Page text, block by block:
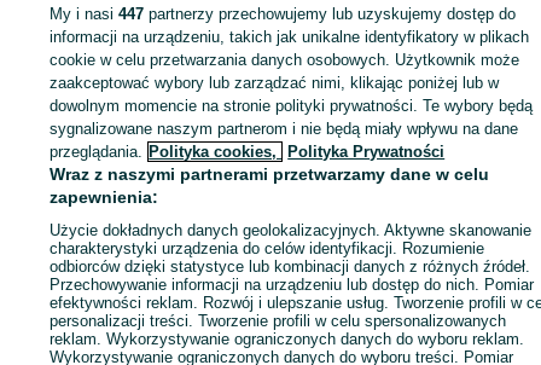
KATEGORIA
ID:559347469 Wyświetlenia:
Zadzwoń / SMS Wyślij wiadomość
My i nasi447 partnerzy przechowujemy lub uzyskujemy dostęp do
informacji na urządzeniu, takich jak unikalne identyfikatory w plikach
cookie w celu przetwarzania danych osobowych. Użytkownik może
zaakceptować wybory lub zarządzać nimi, klikając poniżej lub w
dowolnym momencie na stronie polityki prywatności. Te wybory będą
sygnalizowane naszym partnerom i nie będą miały wpływu na dane
przeglądania. Polityka cookies, Polityka Prywatności
Wraz z naszymi partnerami przetwarzamy dane w celu
zapewnienia:
Użycie dokładnych danych geolokalizacyjnych. Aktywne skanowanie
charakterystyki urządzenia do celów identyfikacji. Rozumienie
odbiorców dzięki statystyce lub kombinacji danych z różnych źródeł.
Przechowywanie informacji na urządzeniu lub dostęp do nich. Pomiar
efektywności reklam. Rozwój i ulepszanie usług. Tworzenie profili w
personalizacji treści. Tworzenie profili w celu spersonalizowanych
reklam. Wykorzystywanie ograniczonych danych do wyboru reklam.
Wykorzystywanie ograniczonych danych do wyboru treści. Pomiar